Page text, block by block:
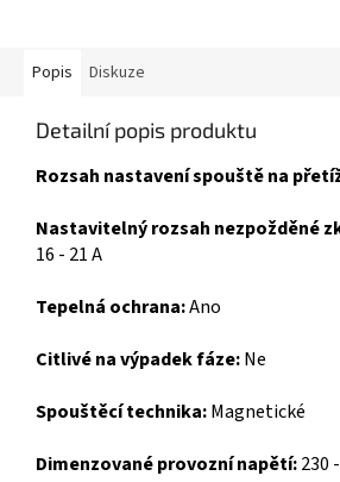
Popis Diskuze
Detailní popis produktu
Rozsah nastavení spouště na
Nastavitelný rozsah nezpožděné
16 - 21 A
Tepelná ochrana:Ano
Citlivé na výpadek fáze:Ne
Spouštěcí technika:Magnetické
Dimenzované provozní napětí:230